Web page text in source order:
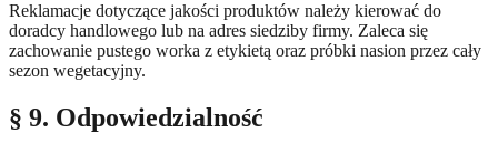
Reklamacje dotyczące jakości produktów należy kierować do
doradcy handlowego lub na adres siedziby firmy. Zaleca się
zachowanie pustego worka z etykietą oraz próbki nasion przez cały
sezon wegetacyjny.
§ 9. Odpowiedzialność